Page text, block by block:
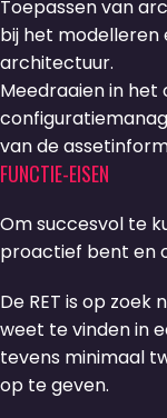
Toepassen van
bij het modelleren
architectuur.
Meedraaien in
van de
FUNCTIE-EISEN
Om succesvol te
proactief bent en
De RET is op
weet te vinden in
tevens minimaal
op te geven.